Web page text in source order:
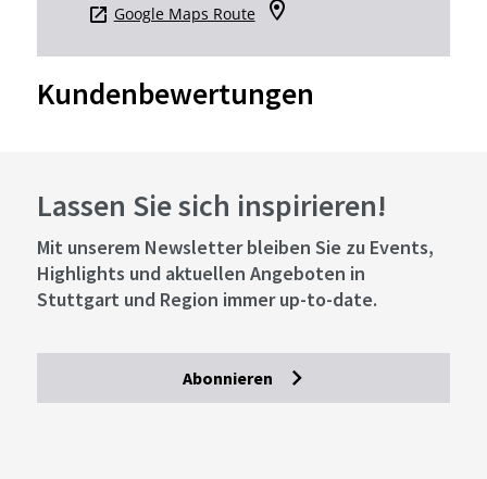
Google Maps Route
Kundenbewertungen
Lassen Sie sich inspirieren!
Mit unserem Newsletter bleiben Sie zu Events,
Highlights und aktuellen Angeboten in
Stuttgart und Region immer up-to-date.
Abonnieren